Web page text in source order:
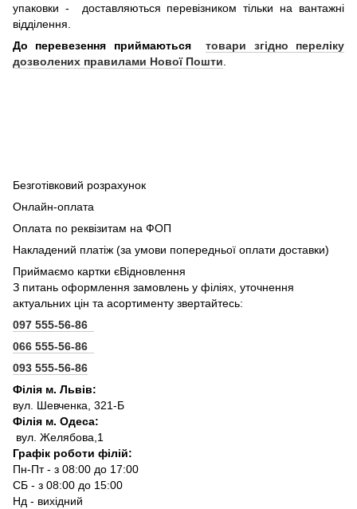
упаковки - доставляються перевізником тільки на вантажні
відділення.
До перевезення приймаютьсятовари згідно переліку
дозволених правилами Нової Пошти
Безготівковий розрахунок
Онлайн-оплата
Оплата по реквізитам на ФОП
Накладений платіж (за умови попередньої оплати доставки)
Приймаємо картки єВідновлення
З питань оформлення замовлень у філіях, уточнення
актуальних цін та асортименту звертайтесь:
097 555-56-86
066 555-56-86
093 555-56-86
Філія м. Львів:
вул. Шевченка, 321-Б
Філія м. Одеса:
вул. Желябова,1
Графік роботи філій:
Пн-Пт - з 08:00 до 17:00
СБ - з 08:00 до 15:00
Нд - вихідний